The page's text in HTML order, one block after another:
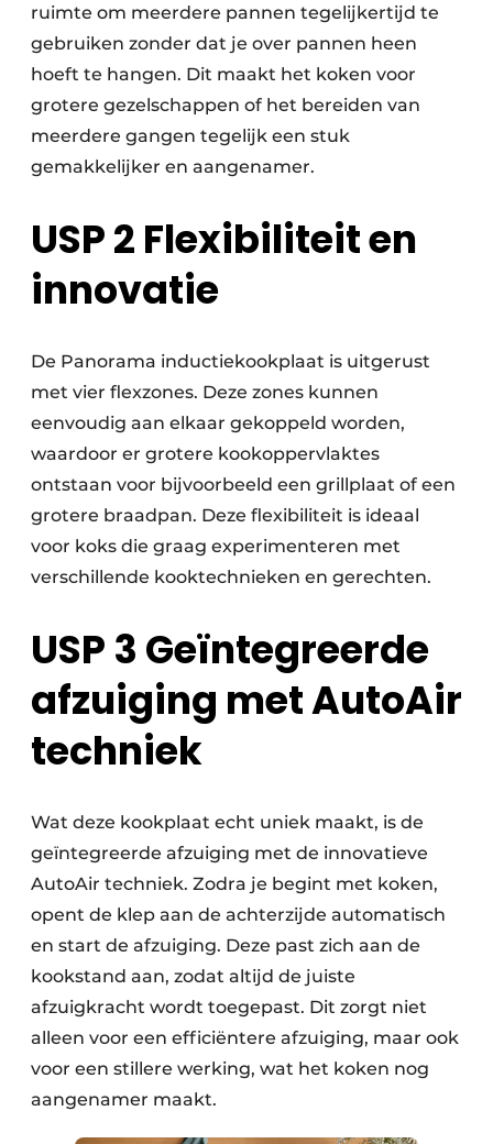
ruimte om meerdere pannen tegelijkertijd te
gebruiken zonder dat je over pannen heen
hoeft te hangen. Dit maakt het koken voor
grotere gezelschappen of het bereiden van
meerdere gangen tegelijk een stuk
gemakkelijker en aangenamer.
USP 2 Flexibiliteit en
innovatie
De Panorama inductiekookplaat is uitgerust
met vier flexzones. Deze zones kunnen
eenvoudig aan elkaar gekoppeld worden,
waardoor er grotere kookoppervlaktes
ontstaan voor bijvoorbeeld een grillplaat of een
grotere braadpan. Deze flexibiliteit is ideaal
voor koks die graag experimenteren met
verschillende kooktechnieken en gerechten.
USP 3 Geïntegreerde
afzuiging met AutoAir
techniek
Wat deze kookplaat echt uniek maakt, is de
geïntegreerde afzuiging met de innovatieve
AutoAir techniek. Zodra je begint met koken,
opent de klep aan de achterzijde automatisch
en start de afzuiging. Deze past zich aan de
kookstand aan, zodat altijd de juiste
afzuigkracht wordt toegepast. Dit zorgt niet
alleen voor een efficiëntere afzuiging, maar ook
voor een stillere werking, wat het koken nog
aangenamer maakt.